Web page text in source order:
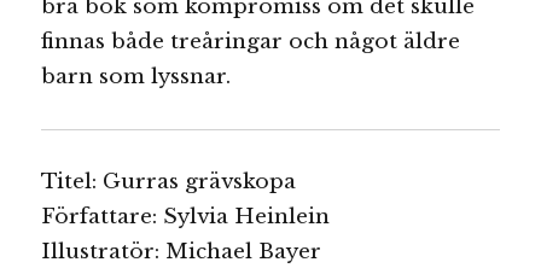
bra bok som kompromiss om det skulle
finnas både treåringar och något äldre
barn som lyssnar.
Titel: Gurras grävskopa
Författare: Sylvia Heinlein
Illustratör: Michael Bayer